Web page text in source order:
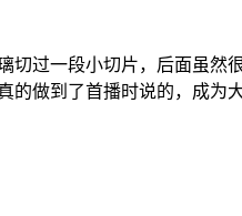
过一段小切片，后面虽然很
的做到了首播时说的，成为